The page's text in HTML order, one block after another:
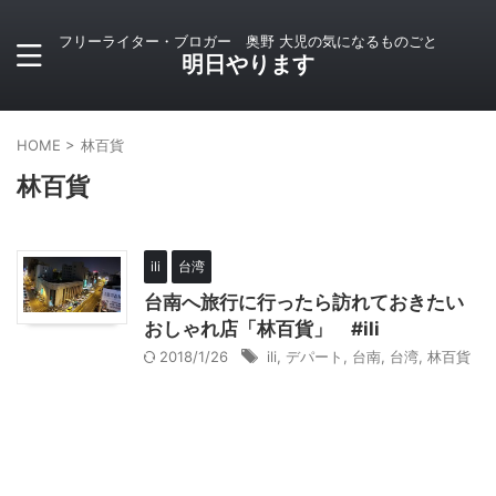
フリーライター・ブロガー 奥野 大児の気になるものごと
明日やります
HOME > 林百貨
林百貨
ili 台湾
台南へ旅行に行ったら訪れておきたい
おしゃれ店「林百貨」 #ili
2018/1/26 ili デパート 台南 台湾 林百貨